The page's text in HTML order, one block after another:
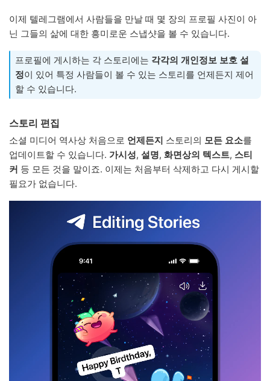
이제 텔레그램에서 사람들을 만날 때 몇 장의 프로필 사진이 아
닌 그들의 삶에 대한 흥미로운 스냅샷을 볼 수 있습니다.
프로필에 게시하는 각 스토리에는 각각의 개인정보 보호 설
정이 있어 특정 사람들이 볼 수 있는 스토리를 언제든지 제어
할 수 있습니다.
스토리 편집
소셜 미디어 역사상 처음으로 언제든지 스토리의 모든 요소를
업데이트할 수 있습니다. 가시성, 설명, 화면상의 텍스트, 스티
커 등 모든 것을 말이죠. 이제는 처음부터 삭제하고 다시 게시할
필요가 없습니다.